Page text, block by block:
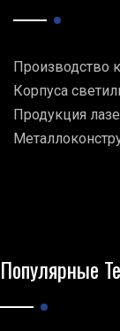
Производство
Корпуса
Продукция
Популярные